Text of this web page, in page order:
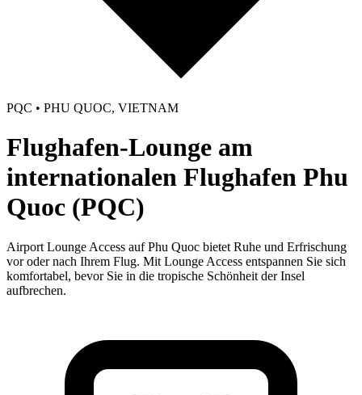
PQC • PHU QUOC, VIETNAM
Flughafen-Lounge am
internationalen Flughafen Phu
Quoc (PQC)
Airport Lounge Access auf Phu Quoc bietet Ruhe und Erfrischung
vor oder nach Ihrem Flug. Mit Lounge Access entspannen Sie sich
komfortabel, bevor Sie in die tropische Schönheit der Insel
aufbrechen.